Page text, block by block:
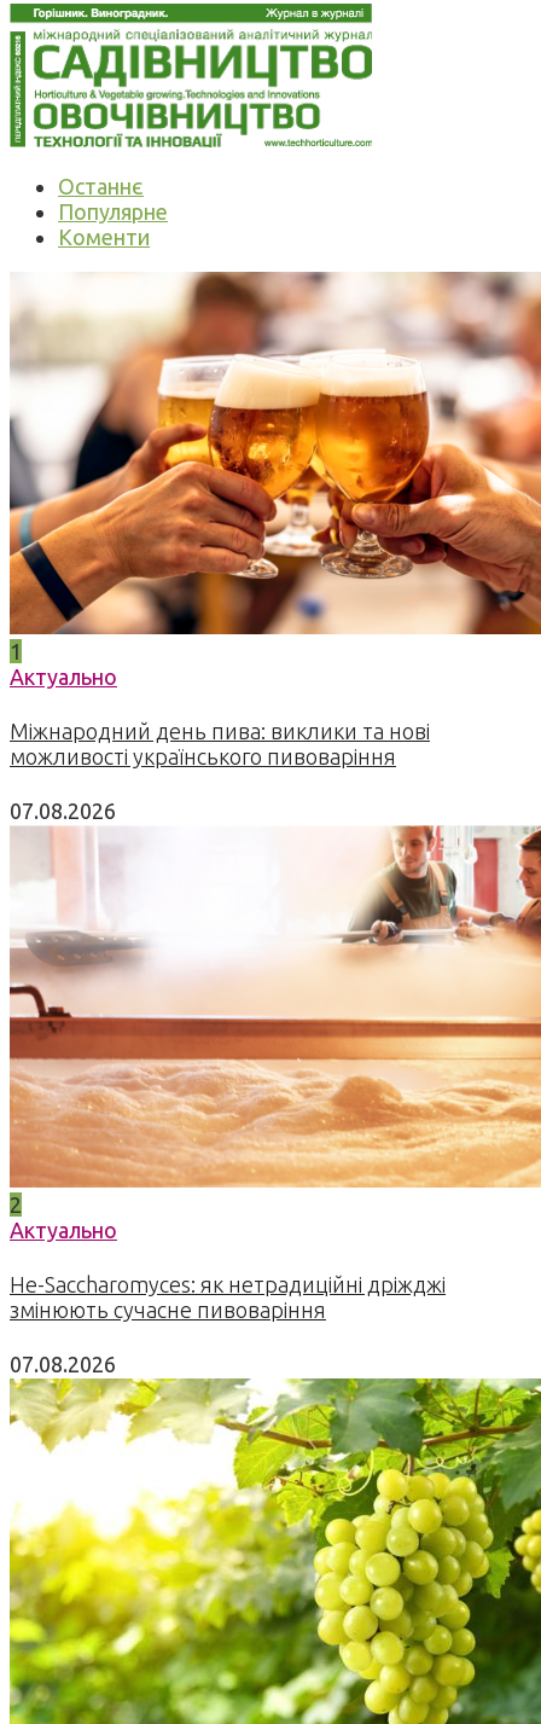
Останнє
Популярне
Коменти
1
Актуально
Міжнародний день пива: виклики та нові
можливості українського пивоваріння
07.08.2026
2
Актуально
Не-Saccharomyces: як нетрадиційні дріжджі
змінюють сучасне пивоваріння
07.08.2026